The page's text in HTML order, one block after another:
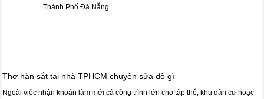
Thành Phố Đà Nẵng
Thợ hàn sắt tại nhà TPHCM chuyên sửa đồ gì
Ngoài việc nhận khoán làm mới cả công trình lớn cho tập thể, khu dân cư hoặc